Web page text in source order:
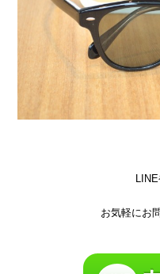
お気軽にお